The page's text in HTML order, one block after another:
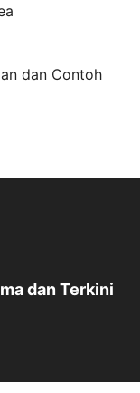
dan Contoh
dan Terkini